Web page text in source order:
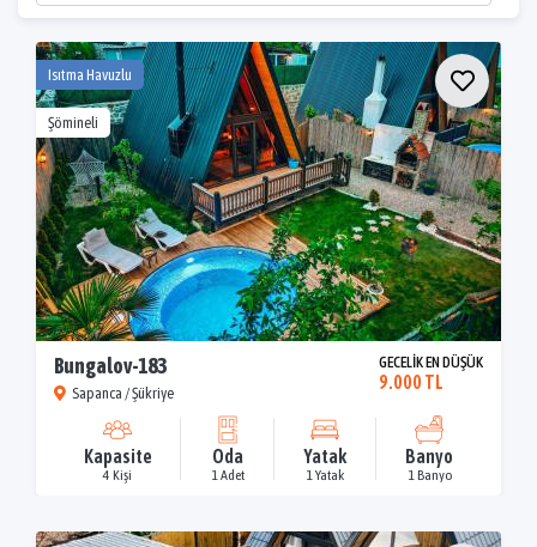
Isıtma Havuzlu
Şömineli
Bungalov-183
Sapanca / Şükriye
GECELİK EN DÜŞÜK
9.000 TL
Kapasite
4 Kişi
Oda
1 Adet
Yatak
1 Yatak
Banyo
1 Banyo